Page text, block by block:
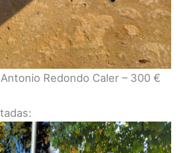
Redondo Caler – 300 €